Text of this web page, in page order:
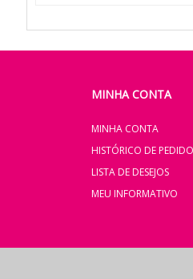
MINHA CONTA
MINHA CONTA
HISTÓRICO DE
LISTA DE DESEJOS
MEU INFORMATIVO